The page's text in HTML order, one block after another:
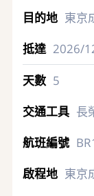
東京
2026/
5
長
東京